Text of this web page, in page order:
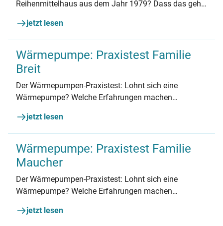
Reihenmittelhaus aus dem Jahr 1979? Dass das geht,
Niedersachsen gezeigt. Auch in Sachen Lärm konnte
die Wärmepumpe überzeugen.
jetzt lesen
Wärmepumpe: Praxistest Familie
Breit
Der Wärmepumpen-Praxistest: Lohnt sich eine
Wärmepumpe? Welche Erfahrungen machen
berichtet.
jetzt lesen
Wärmepumpe: Praxistest Familie
Maucher
Der Wärmepumpen-Praxistest: Lohnt sich eine
Wärmepumpe? Welche Erfahrungen machen
Württemberg berichtet.
jetzt lesen